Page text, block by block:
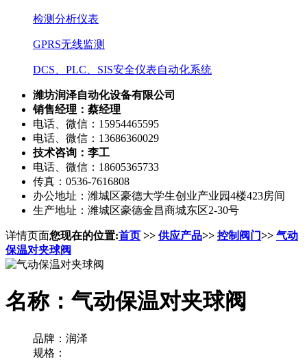
检测分析仪表
GPRS无线监测
DCS、PLC、SIS安全仪表自动化系统
潍坊润泽自动化设备有限公司
销售经理：蔡经理
电话、微信：15954465595
电话、微信：13686360029
技术咨询：李工
电话、微信：18605365733
传真：0536-7616808
办公地址：潍城区豪德大学生创业产业园4楼423房间
生产地址：潍城区豪德金昌商城东区2-30号
详情页面您现在的位置:首页 >> 供应产品>> 控制阀门>> 气动
保温对夹球阀
名称：气动保温对夹球阀
品牌：润泽
规格：